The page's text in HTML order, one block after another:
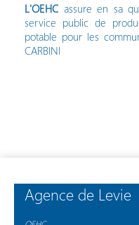
L'OEHC assure en sa
service public de
potable pour les
CARBINI
Agence de Levie